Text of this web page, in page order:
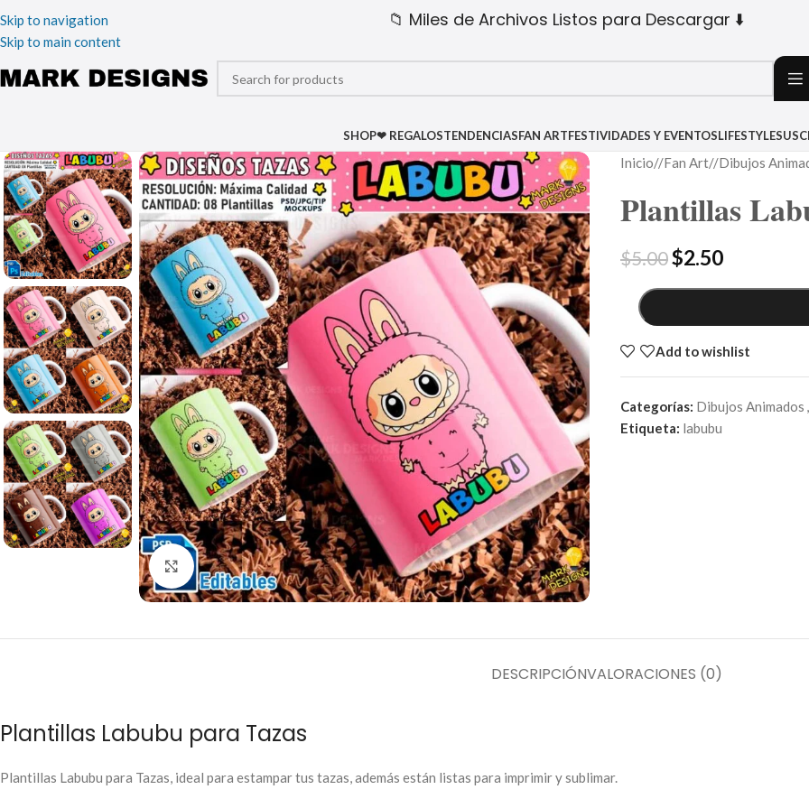
Skip to navigation
Skip to main content
📁 Miles de Archivos Listos para Descargar ⬇️
SHOP❤ REGALOSTENDENCIASFAN ARTFESTIVIDADES Y EVENTOSLIFESTYLE
Click to enlarge
Inicio/ Fan Art/ Dibujos
Plantillas
$5.00$2.50
Add to wishlist
Categorías: Dibujos Animados ,
Etiqueta: labubu
DESCRIPCIÓNVALORACIONES (0)
Plantillas Labubu para Tazas
Plantillas Labubu para Tazas, ideal para estampar tus tazas, además están listas para imprimir y sublimar.